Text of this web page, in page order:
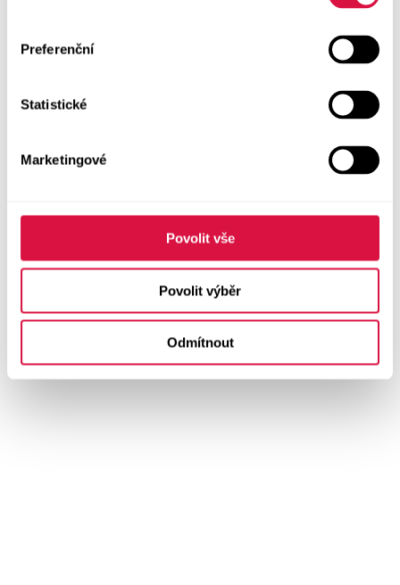
Preferenční
Statistické
Marketingové
Povolit vše
Povolit výběr
Odmítnout